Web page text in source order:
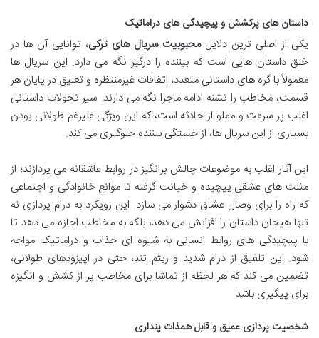
داستان های پرکشش و پیچیدگی های دراماتیک
یکی از اصلی ترین دلایلمحبوبیت سریال های ترکی، توانایی آن ها در
خلق داستان هایی است که بیننده را درگیر نگه می دارد. این سریال ها
معمولاً با گره های داستانی متعدد، اتفاقات غیرمنتظره و تعلیق در پایان هر
قسمت، مخاطب را تشنه ادامه ماجرا نگه می دارند. سیر تحولات داستانی
اغلب پر سرعت و مملو از حادثه است، که این ویژگی علیرغم طولانی بودن
بسیاری از این سریال ها، از خستگی بیننده جلوگیری می کند.
این آثار اغلب به موضوعات چالش برانگیز در روابط عاشقانه می پردازند؛ از
مثلث های عشقی پیچیده و خیانت گرفته تا موانع خانوادگی و اجتماعی
که راه را برای وصال عشاق دشوار می سازد. این رویکرد به درام پردازی نه
تنها هیجان داستان را افزایش می دهد، بلکه به مخاطب اجازه می دهد تا
با پیچیدگی های روابط انسانی به شیوه ای جذاب و دراماتیک مواجه
شود. این تلفیق از درام شدید و ریتم تند، حتی در اپیزودهای طولانی،
تضمین می کند که هر لحظه از تماشا برای مخاطب پر از کشش و انگیزه
برای پیگیری باشد.
شخصیت پردازی عمیق و قابل همذات پنداری